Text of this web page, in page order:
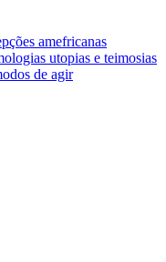
amefricanas
utopias e teimosias
de agir